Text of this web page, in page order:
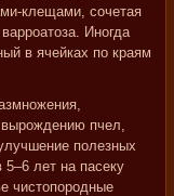
клещами, сочетая
Иногда
в ячейках по краям
вырождению пчел,
полезных
лет на пасеку
чистопородные